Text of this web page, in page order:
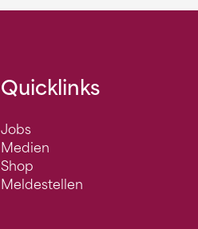
Quicklinks
Jobs
Medien
Shop
Meldestellen